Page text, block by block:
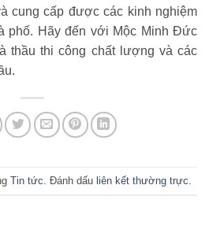
cung cấp được các kinh nghiệm
phố. Hãy đến với Mộc Minh Đức
thầu thi công chất lượng và các
Tin tức . Đánh dấu liên kết thường trực